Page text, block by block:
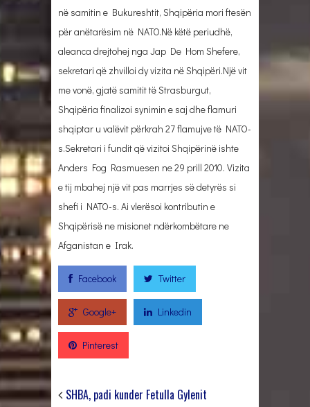
në samitin e Bukureshtit, Shqipëria mori ftesën
për anëtarësim në NATO.Në këtë periudhë,
aleanca drejtohej nga Jap De Hom Shefere,
sekretari që zhvilloi dy vizita në Shqipëri.Një vit
me vonë, gjatë samitit të Strasburgut,
Shqipëria finalizoi synimin e saj dhe flamuri
shqiptar u valëvit përkrah 27 flamujve të NATO-
s.Sekretari i fundit që vizitoi Shqipërinë ishte
Anders Fog Rasmuesen ne 29 prill 2010. Vizita
e tij mbahej një vit pas marrjes së detyrës si
shefi i NATO-s. Ai vlerësoi kontributin e
Shqipërisë ne misionet ndërkombëtare ne
Afganistan e Irak.
Facebook Twitter
Google+ Linkedin
Pinterest
SHBA, padi kunder Fetulla Gylenit